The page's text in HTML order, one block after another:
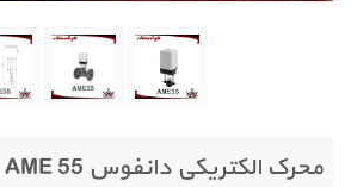
محرک الکتریکی دانفوس AME 55